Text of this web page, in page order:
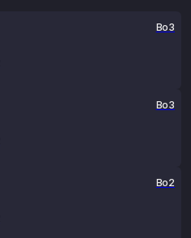
Bo3
Bo3
Bo2